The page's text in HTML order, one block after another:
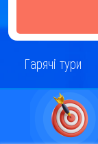
Гарячі тури